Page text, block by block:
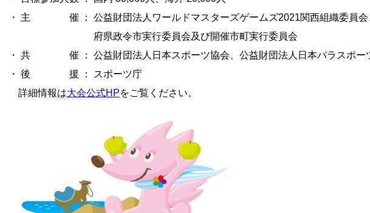
主 催 ： 公益財団法人ワールドマスターズゲームズ2021関西組織委員会
県政令市実行委員会及び開催市町実行委員会
共 催 ： 公益財団法人日本スポーツ協会、公益財団法人日本パラスポー
後 援 ： スポーツ庁
細情報は大会公式HPをご覧ください。